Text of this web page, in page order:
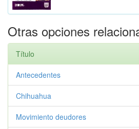
Otras opciones
Título
Antecedentes
Chihuahua
Movimiento deudores